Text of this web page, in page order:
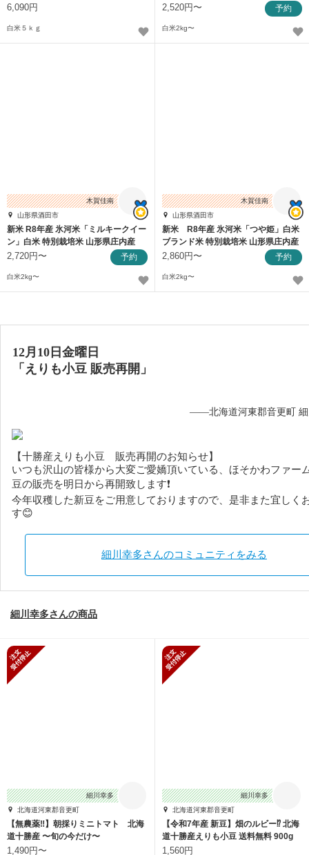
6,090円
白米５ｋｇ
県庄内産
2,520円〜 予約
白米2kg〜
木賀佳南
山形県酒田市
新米 R8年産 氷河米「ミルキークイー
ン」白米 特別栽培米 山形県庄内産
2,720円〜 予約
白米2kg〜
木賀佳南
山形県酒田市
新米 R8年産 氷河米「つや姫」白米
ブランド米 特別栽培米 山形県庄内産
2,860円〜 予約
白米2kg〜
12月10日金曜日
「 えりも小豆 販売再開」
——北海道河東郡音更町 細
【十勝産えりも小豆 販売再開のお知らせ】
いつも沢山の皆様から大変ご愛嬌頂いている、ほそかわファー
豆の販売を明日から再開致します❗️
今年収穫した新豆をご用意しておりますので、是非また宜しく
す😊
細川幸多さんのコミュニティをみる
細川幸多さんの商品
細川幸多
北海道河東郡音更町
【無農薬‼️】朝採りミニトマト 北海
道十勝産 〜旬の今だけ〜
1,490円〜
細川幸多
北海道河東郡音更町
【令和7年産 新豆】畑のルビー⁉️ 北海
道十勝産えりも小豆 送料無料 900g
1,560円